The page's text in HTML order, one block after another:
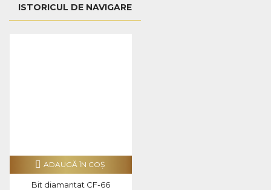
ISTORICUL DE NAVIGARE
Bit diamantat CF-66
ADAUGĂ ÎN COŞ